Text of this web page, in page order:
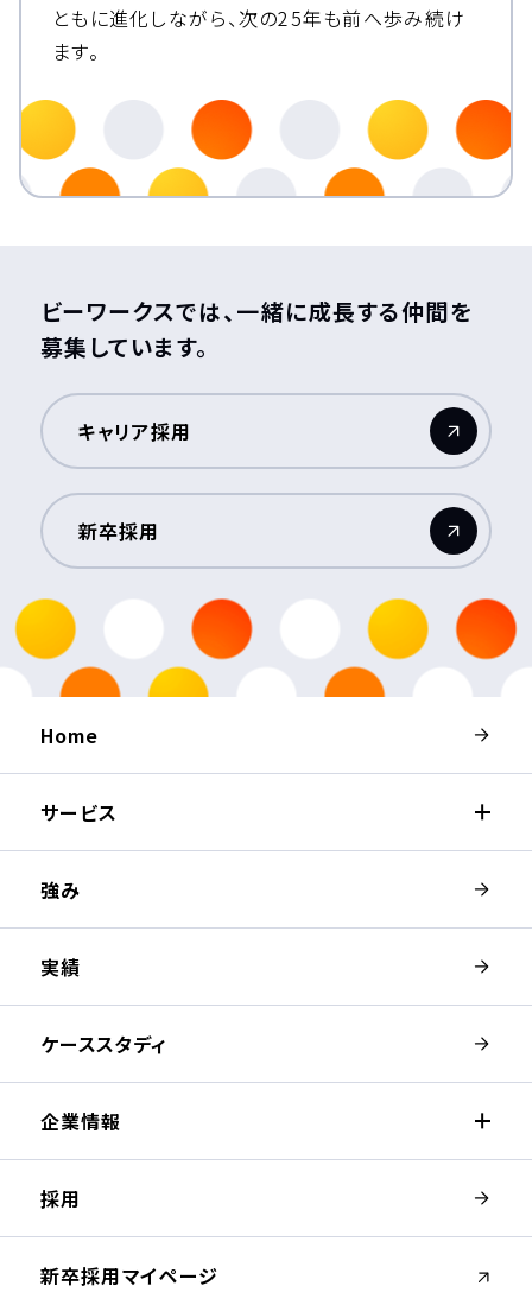
ともに進化しながら、次の25年も前へ歩み続け
ます。
ビーワークスでは、一緒に成長する仲間を
募集しています。
キャリア採用
（新しいウィンドウが開きます）
新卒採用
（新しいウィンドウが開きます）
Home
サービス
強み
実績
ケーススタディ
企業情報
採用
新卒採用マイページ
（新しいウィンドウが開きます）